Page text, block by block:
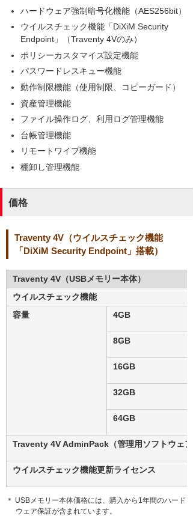
ハードウェア強制暗号化機能（AES256bit）
ウイルスチェック機能「DiXiM Security
Endpoint」（Traventy 4Vのみ）
ポリシーカスタマイズ設定機能
パスワードレスキュー機能
動作制限機能（使用制限、コピーガード）
資産管理機能
ファイル操作ログ、利用ログ管理機能
台帳管理機能
リモートワイプ機能
棚卸し管理機能
価格
Traventy 4V（ウイルスチェック機能
「DiXiM Security Endpoint」搭載）
Traventy 4V（USBメモリー本体）
ウイルスチェック機能
容量
4GB
8GB
16GB
32GB
64GB
Traventy 4V AdminPack（管理用ソフトウェア
ウイルスチェック機能更新ライセンス
＊ USBメモリー本体価格には、購入から1年間のハード
ウェア保証が含まれています。